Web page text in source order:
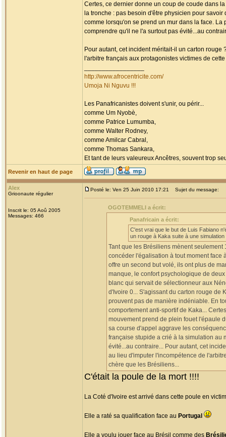
Certes, ce dernier donne un coup de coude dans
la tronche : pas besoin d'être physicien pour
comme lorsqu'on se prend un mur dans la face.
comprendre qu'il ne l'a surtout pas évité...au
Pour autant, cet incident méritait-il un carton
l'arbitre français aux protagonistes victimes de
http://www.afrocentricite.com/
Umoja Ni Nguvu !!!
Les Panafricanistes doivent s'unir, ou périr...
comme Um Nyobè,
comme Patrice Lumumba,
comme Walter Rodney,
comme Amilcar Cabral,
comme Thomas Sankara,
Et tant de leurs valeureux Ancêtres, souvent trop
Revenir en haut de page
Alex
Grioonaute régulier
Inscrit le: 05 Aoû 2005
Messages: 466
Posté le: Ven 25 Juin 2010 17:21 Sujet du message:
OGOTEMMELI a écrit:
Panafricain a écrit:
C'est vrai que le but de Luis Fabiano
un rouge à Kaka suite à une simulation
Tant que les Brésiliens mènent
concéder l'égalisation à tout moment face
offre un second but volé, ils ont plus de
manque, le confort psychologique de
blanc qui servait de sélectionneur aux
d'Ivoire 0... S'agissant du carton rouge de
prouvent pas de manière indéniable. En
comportement anti-sportif de Kaka...
mouvement prend de plein fouet l'épaule
sa course d'appel aggrave les
française stupide a crié à la simulation au
évité...au contraire... Pour autant, cet
au lieu d'imputer l'incompétence de
chère que les Brésiliens...
C'était la poule de la mort !!!!
La Coté d'Ivoire est arrivé dans cette poule en
Elle a raté sa qualification face au Portugal
Elle a voulu jouer face au Brésil comme des